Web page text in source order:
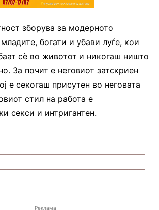
зборува за модерното
богати и убави луѓе, кои
сè во животот и никогаш ништо
За почит е неговиот затскриен
е секогаш присутен во неговата
стил на работа е
секси и интригантен.
Реклама